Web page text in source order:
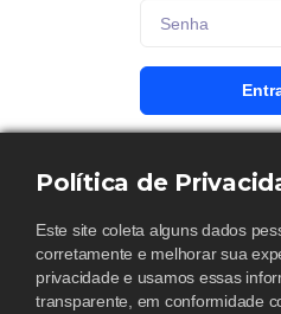
Política de
Este site coleta alguns dados
corretamente e melhorar sua
privacidade e usamos essas
transparente, em conformidade